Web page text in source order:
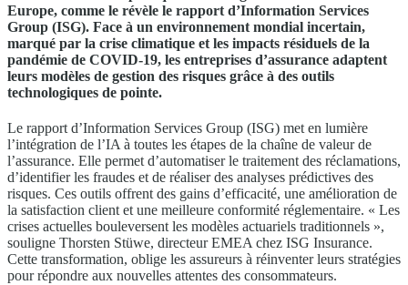
Europe, comme le révèle le rapport d’Information Services
Group (ISG). Face à un environnement mondial incertain,
marqué par la crise climatique et les impacts résiduels de la
pandémie de COVID-19, les entreprises d’assurance adaptent
leurs modèles de gestion des risques grâce à des outils
technologiques de pointe.
Le rapport d’Information Services Group (ISG) met en lumière
l’intégration de l’IA à toutes les étapes de la chaîne de valeur de
l’assurance. Elle permet d’automatiser le traitement des réclamations,
d’identifier les fraudes et de réaliser des analyses prédictives des
risques. Ces outils offrent des gains d’efficacité, une amélioration de
la satisfaction client et une meilleure conformité réglementaire. « Les
crises actuelles bouleversent les modèles actuariels traditionnels »,
souligne Thorsten Stüwe, directeur EMEA chez ISG Insurance.
Cette transformation, oblige les assureurs à réinventer leurs stratégies
pour répondre aux nouvelles attentes des consommateurs.